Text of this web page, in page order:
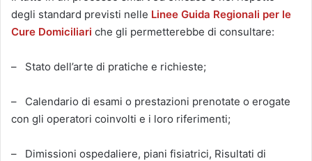
degli standard previsti nelle Linee Guida Regionali per le
Cure Domiciliari che gli permetterebbe di consultare:
– Stato dell’arte di pratiche e richieste;
– Calendario di esami o prestazioni prenotate o erogate
con gli operatori coinvolti e i loro riferimenti;
– Dimissioni ospedaliere, piani fisiatrici, Risultati di